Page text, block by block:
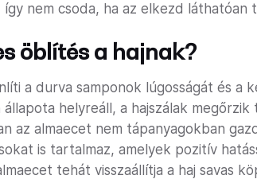
nem csoda, ha az elkezd láthatóan
öblítés a hajnak?
a durva samponok lúgosságát és a
helyreáll, a hajszálak
almaecet nem tápanyagokban
is tartalmaz, amelyek pozitív
tehát visszaállítja a haj savas